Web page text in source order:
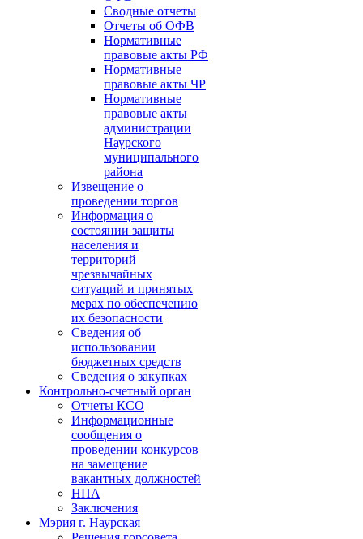
Сводные отчеты
Отчеты об ОФВ
Нормативные
правовые акты РФ
Нормативные
правовые акты ЧР
Нормативные
правовые акты
администрации
Наурского
муниципального
района
Извещение о
проведении торгов
Информация о
состоянии защиты
населения и
территорий
чрезвычайных
ситуаций и принятых
мерах по обеспечению
их безопасности
Сведения об
использовании
бюджетных средств
Сведения о закупках
Контрольно-счетный орган
Отчеты КСО
Информационные
сообщения о
проведении конкурсов
на замещение
вакантных должностей
НПА
Заключения
Мэрия г. Наурская